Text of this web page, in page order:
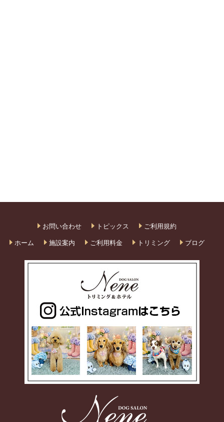
お問い合わせ トピックス ご利用規約
ホーム 施設案内 ご利用料金 トリミング ブログ